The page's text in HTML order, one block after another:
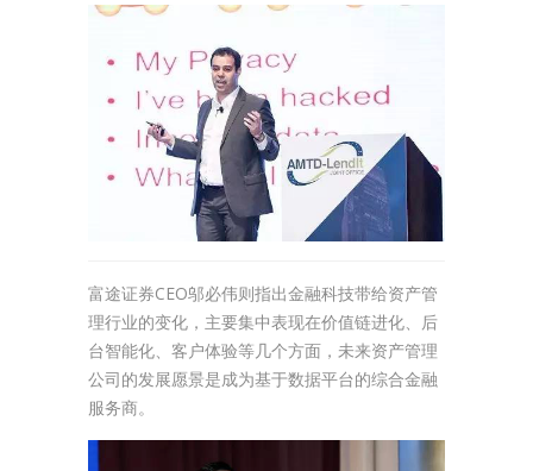
富途证券CEO邬必伟则指出金融科技带给资产管
理行业的变化，主要集中表现在价值链进化、后
台智能化、客户体验等几个方面，未来资产管理
公司的发展愿景是成为基于数据平台的综合金融
服务商。